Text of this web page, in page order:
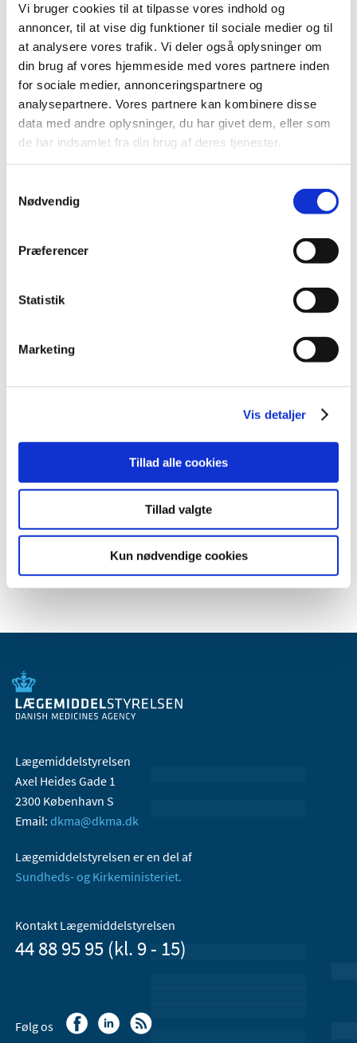
Vi bruger cookies til at tilpasse vores indhold og
annoncer, til at vise dig funktioner til sociale medier og til
at analysere vores trafik. Vi deler også oplysninger om
din brug af vores hjemmeside med vores partnere inden
for sociale medier, annonceringspartnere og
analysepartnere. Vores partnere kan kombinere disse
data med andre oplysninger, du har givet dem, eller som
de har indsamlet fra din brug af deres tjenester.
Nødvendig
Præferencer
Statistik
Marketing
Vis detaljer
Tillad alle cookies
Tillad valgte
Kun nødvendige cookies
november (33)
oktober (20)
september (20)
august (17)
juli (11)
juni (21)
maj (21)
april (24)
februar (12)
2019 (159)
2017 (167)
2014 (44)
2013 (49)
2008 (8)
2006 (9)
Lægemiddelstyrelsen
Axel Heides Gade 1
2300 København S
Email: dkma@dkma.dk
Lægemiddelstyrelsen er en del af
Sundheds- og Kirkeministeriet.
Kontakt Lægemiddelstyrelsen
44 88 95 95 (kl. 9 - 15)
Følg os